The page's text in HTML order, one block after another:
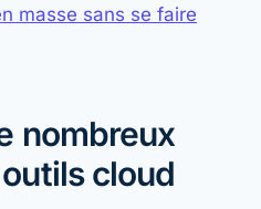
masse sans se faire
nombreux
cloud